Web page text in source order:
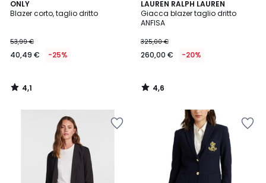
ONLY
Blazer corto, taglio dritto
53,99 €
40,49 € -25%
4,1
/ 5
4,1
/
LAUREN RALPH LAUREN
Giacca blazer taglio dritto
ANFISA
325,00 €
260,00 € -20%
4,6
/ 5
4,6
/